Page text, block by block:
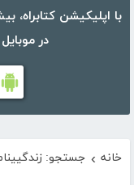
در
خانه › جستجو: